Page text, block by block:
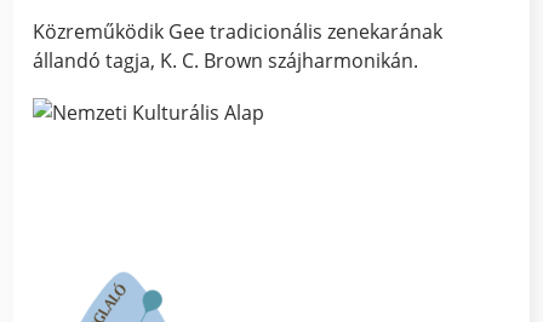
Közreműködik Gee tradicionális zenekarának
állandó tagja, K. C. Brown szájharmonikán.